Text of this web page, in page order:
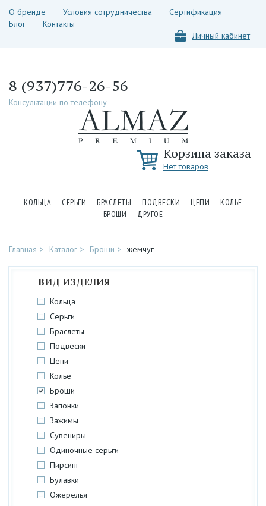
О бренде Условия сотрудничества
Сертификация
Блог
Контакты
Личный кабинет
8 (937)776-26-56
Консультации по телефону
Корзина заказа
Нет товаров
КОЛЬЦА СЕРЬГИ БРАСЛЕТЫ ПОДВЕСКИ ЦЕПИ
КОЛЬЕ
БРОШИ
ДРУГОЕ
Главная Каталог Броши жемчуг
ВИД ИЗДЕЛИЯ
Кольца
Серьги
Браслеты
Подвески
Цепи
Колье
Броши
Запонки
Зажимы
Сувениры
Одиночные серьги
Пирсинг
Булавки
Ожерелья